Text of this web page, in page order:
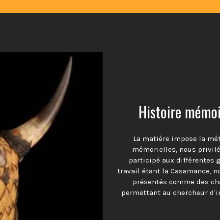
Histoire
La matière impose la
mémorielles, nous
participé aux différentes
travail étant la Casamance,
présentés comme des
permettant au chercheur